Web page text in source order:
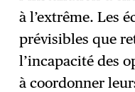
à l’extrême. Les
prévisibles que
l’incapacité des
à coordonner